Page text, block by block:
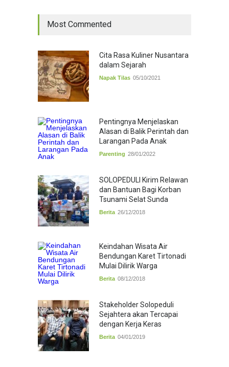
Most Commented
Cita Rasa Kuliner Nusantara
dalam Sejarah
Napak Tilas 05/10/2021
Pentingnya Menjelaskan
Alasan di Balik Perintah dan
Larangan Pada Anak
Parenting 28/01/2022
SOLOPEDULI Kirim Relawan
dan Bantuan Bagi Korban
Tsunami Selat Sunda
Berita 26/12/2018
Keindahan Wisata Air
Bendungan Karet Tirtonadi
Mulai Dilirik Warga
Berita 08/12/2018
Stakeholder Solopeduli
Sejahtera akan Tercapai
dengan Kerja Keras
Berita 04/01/2019